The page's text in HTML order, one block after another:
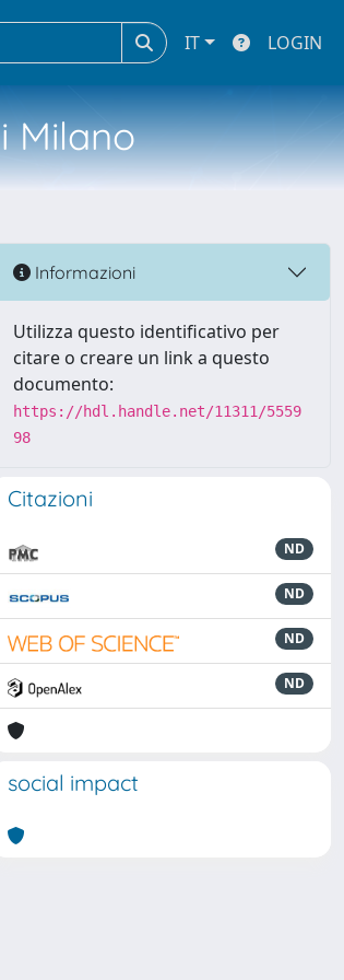
IT LOGIN
Milano
Informazioni
Utilizza questo identificativo per
citare o creare un link a questo
documento:
https://hdl.handle.net/11311/5559
98
Citazioni
ND
ND
ND
ND
social impact